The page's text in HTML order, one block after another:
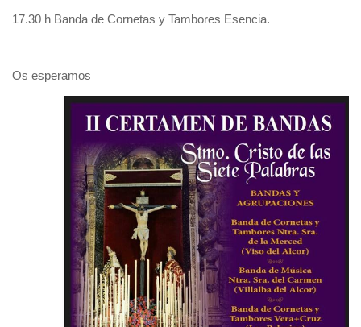
17.30 h Banda de Cornetas y Tambores Esencia.
Os esperamos